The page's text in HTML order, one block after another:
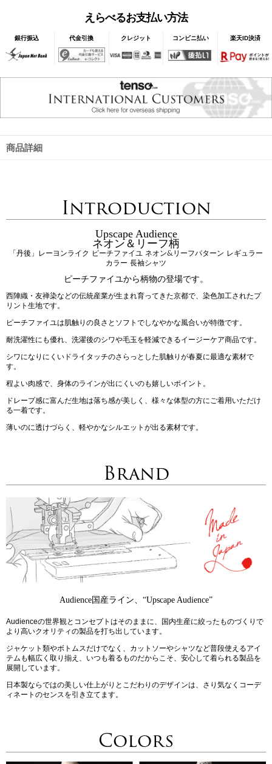
えらべるお支払い方法
銀行振込 代金引換 クレジット コンビニ払い 楽天ID決済
商品詳細
Introduction
Upscape Audience
ネオン＆リーフ柄
「丹後」レーヨンライク ピーチファイユ ネオン&リーフパターン レギュラー
カラー 長袖シャツ
ピーチファイユから柄物の登場です。
西陣織・友禅染などの伝統産業が生まれ育ってきた京都で、染色加工されたプ
リント生地です。
ピーチファイユは肌触りの良さとソフトでしなやかな風合いが特徴です。
耐洗濯性にも優れ、洗濯後のシワや毛玉を軽減できるイージーケア商品です。
シワになりにくいドライタッチのさらっとした肌触りが春夏に最適な素材で
す。
程よい肉感で、身体のラインが出にくいのも嬉しいポイント。
ドレープ感に富んだ生地は落ち感が美しく、様々な体型の方にご着用いただけ
る一着です。
薄いのに透けづらく、軽やかなシルエットが出る素材です。
Brand
Audience国産ライン、“Upscape Audience”
Audienceの世界観とコンセプトはそのままに、国内生産に絞ったものづくりで
より高いクオリティの製品を打ち出しています。
ジャケット類やボトムスだけでなく、カットソーやシャツなど普段使えるアイ
テムも幅広く取り揃え、いつも着るものだからこそ、安心して着られる製品を
展開しています。
日本製ならではの美しい仕上がりとこだわりのデザインは、さり気なくコーデ
ィネートのセンスを引き立てます。
Colors